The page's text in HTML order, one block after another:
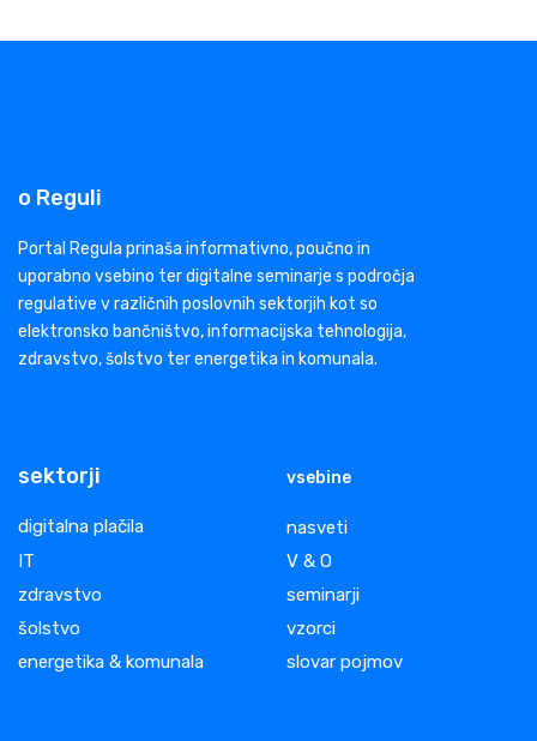
o Reguli
Portal Regula prinaša informativno, poučno in
uporabno vsebino ter digitalne seminarje s področja
regulative v različnih poslovnih sektorjih kot so
elektronsko bančništvo, informacijska tehnologija,
zdravstvo, šolstvo ter energetika in komunala.
sektorji
digitalna plačila
IT
zdravstvo
šolstvo
energetika & komunala
vsebine
nasveti
V & O
seminarji
vzorci
slovar pojmov